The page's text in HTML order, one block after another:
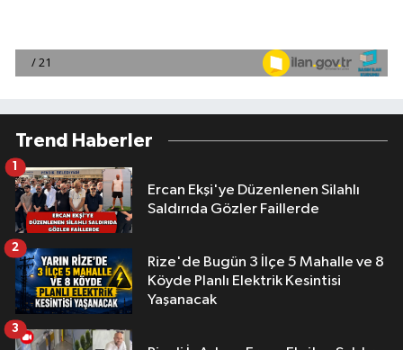
Trend Haberler
Ercan Ekşi'ye Düzenlenen Silahlı
Saldırıda Gözler Faillerde
1
Rize'de Bugün 3 İlçe 5 Mahalle ve 8
Köyde Planlı Elektrik Kesintisi
Yaşanacak
2
3